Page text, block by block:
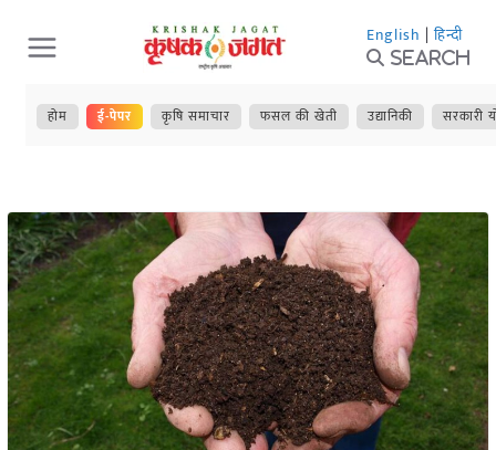
Skip
to
content
English | हिन्दी
Search
होम ई-पेपर कृषि समाचार फसल की खेती उद्यानिकी सरकारी